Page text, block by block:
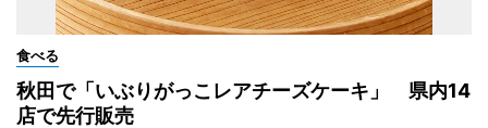
食べる
秋田で「いぶりがっこレアチーズケーキ」 県内14
店で先行販売